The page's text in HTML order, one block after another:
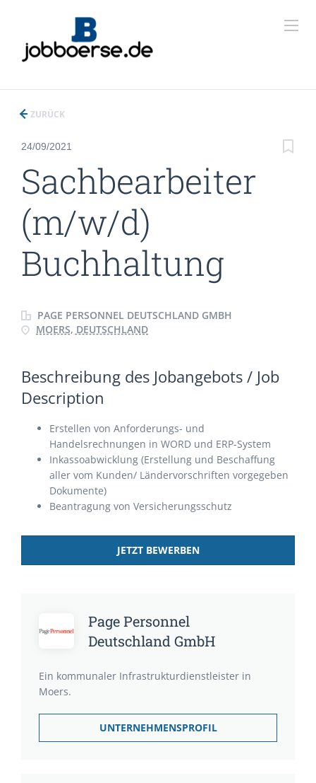
ZURÜCK
24/09/2021
Sachbearbeiter
(m/w/d)
Buchhaltung
PAGE PERSONNEL DEUTSCHLAND GMBH
MOERS, DEUTSCHLAND
Beschreibung des Jobangebots / Job
Description
Erstellen von Anforderungs- und
Handelsrechnungen in WORD und ERP-System
Inkassoabwicklung (Erstellung und Beschaffung
aller vom Kunden/ Ländervorschriften vorgegeben
Dokumente)
Beantragung von Versicherungsschutz
JETZT BEWERBEN
Page Personnel
Deutschland GmbH
Ein kommunaler Infrastrukturdienstleister in
Moers.
UNTERNEHMENSPROFIL